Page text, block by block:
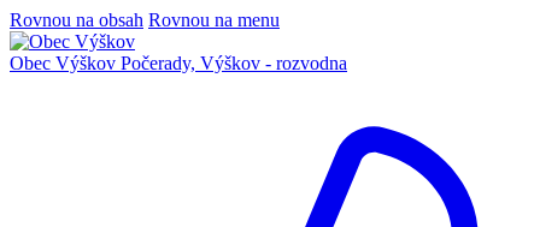
Rovnou na obsah Rovnou na menu
Obec Výškov Počerady, Výškov - rozvodna